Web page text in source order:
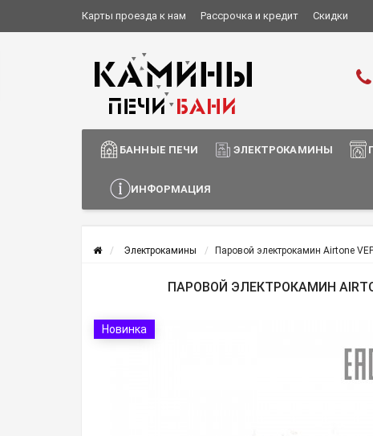
Карты проезда к нам Рассрочка и кредит Скидки
Информация о доставке
БАННЫЕ ПЕЧИ ЭЛЕКТРОКАМИНЫ
ИНФОРМАЦИЯ
Электрокамины Паровой электрокамин Airtone
ПАРОВОЙ ЭЛЕКТРОКАМИН
Новинка